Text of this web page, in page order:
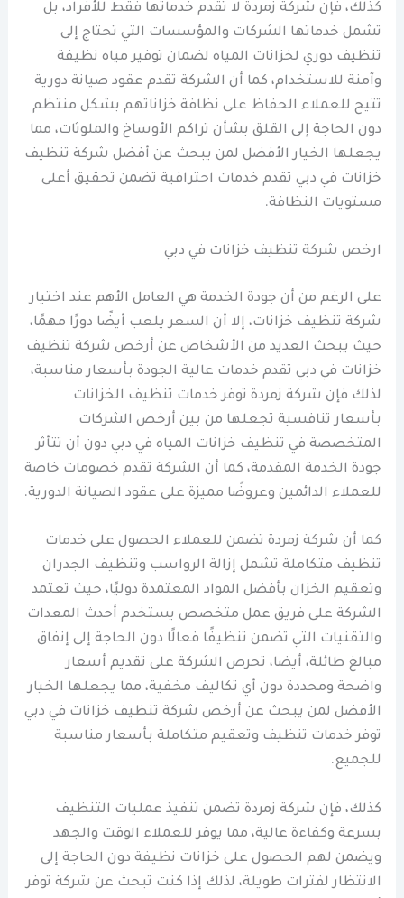
كذلك، فإن شركة زمردة لا تقدم خدماتها فقط للأفراد، بل
تشمل خدماتها الشركات والمؤسسات التي تحتاج إلى
تنظيف دوري لخزانات المياه لضمان توفير مياه نظيفة
وآمنة للاستخدام، كما أن الشركة تقدم عقود صيانة دورية
تتيح للعملاء الحفاظ على نظافة خزاناتهم بشكل منتظم
دون الحاجة إلى القلق بشأن تراكم الأوساخ والملوثات، مما
يجعلها الخيار الأفضل لمن يبحث عن أفضل شركة تنظيف
خزانات في دبي تقدم خدمات احترافية تضمن تحقيق أعلى
مستويات النظافة.
ارخص شركة تنظيف خزانات في دبي
على الرغم من أن جودة الخدمة هي العامل الأهم عند اختيار
شركة تنظيف خزانات، إلا أن السعر يلعب أيضًا دورًا مهمًا،
حيث يبحث العديد من الأشخاص عن أرخص شركة تنظيف
خزانات في دبي تقدم خدمات عالية الجودة بأسعار مناسبة،
لذلك فإن شركة زمردة توفر خدمات تنظيف الخزانات
بأسعار تنافسية تجعلها من بين أرخص الشركات
المتخصصة في تنظيف خزانات المياه في دبي دون أن تتأثر
جودة الخدمة المقدمة، كما أن الشركة تقدم خصومات خاصة
للعملاء الدائمين وعروضًا مميزة على عقود الصيانة الدورية.
كما أن شركة زمردة تضمن للعملاء الحصول على خدمات
تنظيف متكاملة تشمل إزالة الرواسب وتنظيف الجدران
وتعقيم الخزان بأفضل المواد المعتمدة دوليًا، حيث تعتمد
الشركة على فريق عمل متخصص يستخدم أحدث المعدات
والتقنيات التي تضمن تنظيفًا فعالًا دون الحاجة إلى إنفاق
مبالغ طائلة، أيضا، تحرص الشركة على تقديم أسعار
واضحة ومحددة دون أي تكاليف مخفية، مما يجعلها الخيار
الأفضل لمن يبحث عن أرخص شركة تنظيف خزانات في دبي
توفر خدمات تنظيف وتعقيم متكاملة بأسعار مناسبة
للجميع.
كذلك، فإن شركة زمردة تضمن تنفيذ عمليات التنظيف
بسرعة وكفاءة عالية، مما يوفر للعملاء الوقت والجهد
ويضمن لهم الحصول على خزانات نظيفة دون الحاجة إلى
الانتظار لفترات طويلة، لذلك إذا كنت تبحث عن شركة توفر